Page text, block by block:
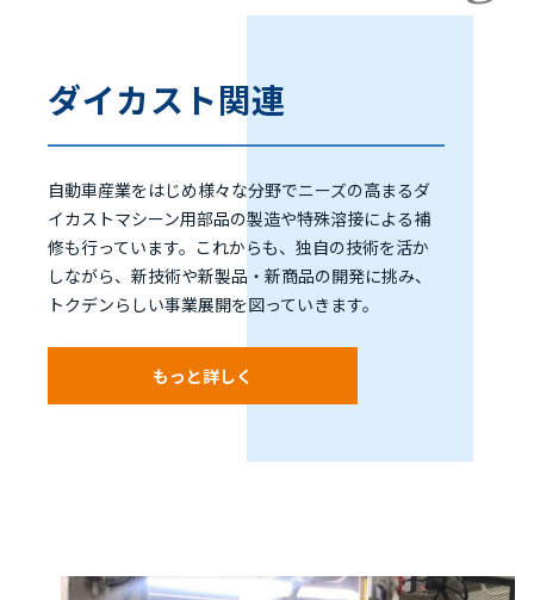
ダイカスト関連
自動車産業をはじめ様々な分野でニーズの高まるダ
イカストマシーン用部品の製造や特殊溶接による補
修も行っています。これからも、独自の技術を活か
しながら、新技術や新製品・新商品の開発に挑み、
トクデンらしい事業展開を図っていきます。
もっと詳しく